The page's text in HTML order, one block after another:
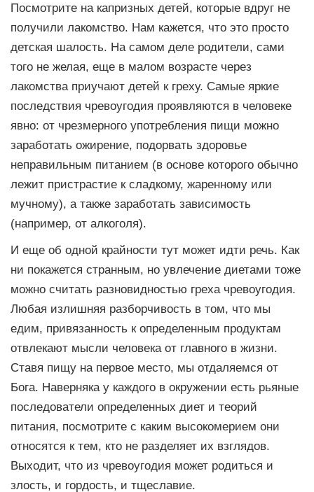
Посмотрите на капризных детей, которые вдруг не
получили лакомство. Нам кажется, что это просто
детская шалость. На самом деле родители, сами
того не желая, еще в малом возрасте через
лакомства приучают детей к греху. Самые яркие
последствия чревоугодия проявляются в человеке
явно: от чрезмерного употребления пищи можно
заработать ожирение, подорвать здоровье
неправильным питанием (в основе которого обычно
лежит пристрастие к сладкому, жаренному или
мучному), а также заработать зависимость
(например, от алкоголя).
И еще об одной крайности тут может идти речь. Как
ни покажется странным, но увлечение диетами тоже
можно считать разновидностью греха чревоугодия.
Любая излишняя разборчивость в том, что мы
едим, привязанность к определенным продуктам
отвлекают мысли человека от главного в жизни.
Ставя пищу на первое место, мы отдаляемся от
Бога. Наверняка у каждого в окружении есть рьяные
последователи определенных диет и теорий
питания, посмотрите с каким высокомерием они
относятся к тем, кто не разделяет их взглядов.
Выходит, что из чревоугодия может родиться и
злость, и гордость, и тщеславие.